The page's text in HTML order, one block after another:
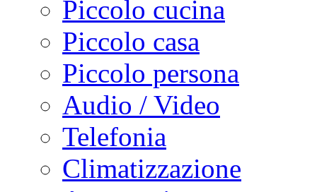
Piccolo cucina
Piccolo casa
Piccolo persona
Audio / Video
Telefonia
Climatizzazione